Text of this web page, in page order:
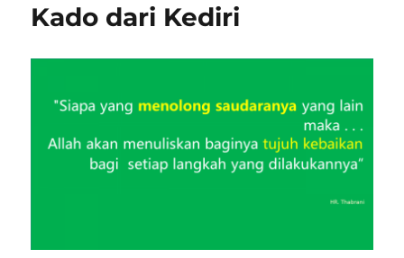
Kado dari Kediri